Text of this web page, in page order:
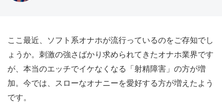
ここ最近、ソフト系オナホが流行っているのをご存知でし
ょうか。刺激の強さばかり求められてきたオナホ業界です
が、本当のエッチでイケなくなる「射精障害」の方が増
加。今では、スローなオナニーを愛好する方が増えたよう
です。